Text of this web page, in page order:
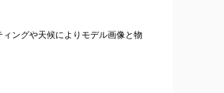
ングや天候によりモデル画像と物